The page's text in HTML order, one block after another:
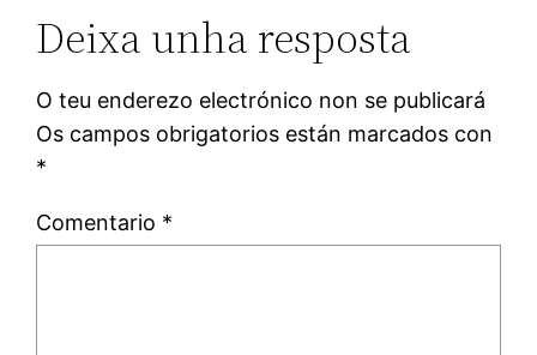
Deixa unha resposta
O teu enderezo electrónico non se publicará
Os campos obrigatorios están marcados con
*
Comentario *